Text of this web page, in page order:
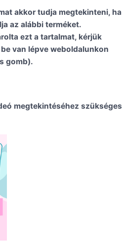
akkor tudja megtekinteni, ha
az alábbi terméket.
ezt a tartalmat, kérjük
van lépve weboldalunkon
gomb).
megtekintéséhez szükséges